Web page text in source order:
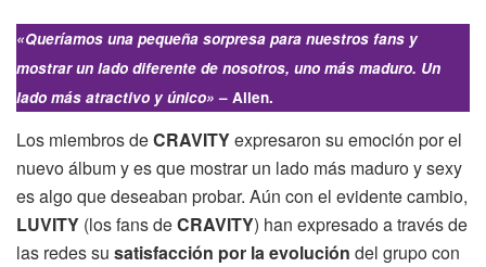
«Queríamos una pequeña sorpresa para nuestros fans y
mostrar un lado diferente de nosotros, uno más maduro. Un
lado más atractivo y único»– Allen.
Los miembros deCRAVITYexpresaron su emoción por el
nuevo álbum y es que mostrar un lado más maduro y sexy
es algo que deseaban probar. Aún con el evidente cambio,
LUVITY (los fans deCRAVITY) han expresado a través de
las redes su satisfacción por la evolución del grupo con